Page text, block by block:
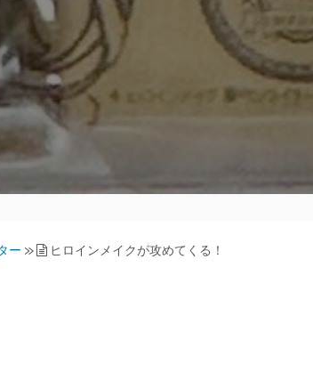
ー » ヒロインメイクが攻めてくる！